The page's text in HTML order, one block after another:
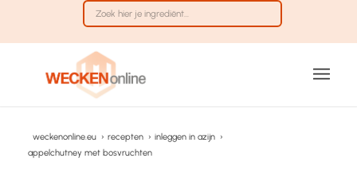
weckenonline.eu › recepten › inleggen in azijn ›
appelchutney met bosvruchten